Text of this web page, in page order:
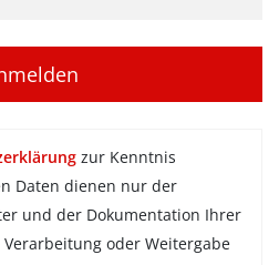
zur Kenntnis
Daten dienen nur der
und der Dokumentation Ihrer
oder Weitergabe